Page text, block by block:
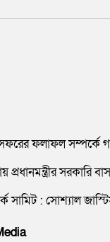
সফরের ফলাফল
সরকারি
সামিট : সোশ্যাল